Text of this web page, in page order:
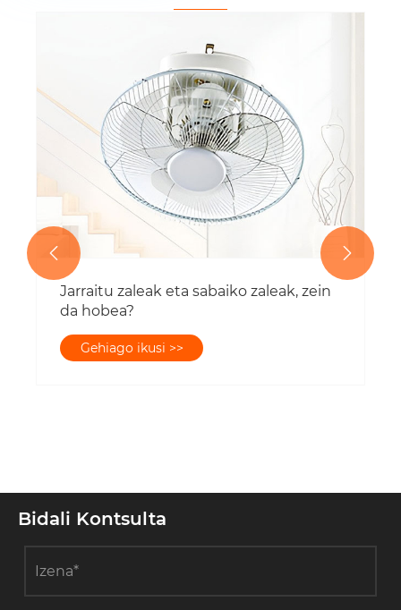
Jarraitu zaleak eta sabaiko zaleak, zein
da hobea?
Gehiago ikusi >>
 
Bidali Kontsulta